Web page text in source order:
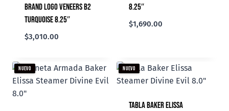
Brand Logo Veneers B2
Turquoise 8.25″
$3,010.00
8.25″
$1,690.00
NUEVO NUEVO
Tabla Baker Elissa